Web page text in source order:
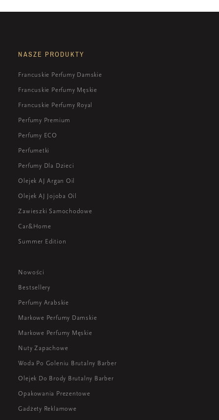
NASZE PRODUKTY
Francuskie Perfumy Damskie
Francuskie Perfumy Męskie
Francuskie Perfumy Royal
Perfumy Premium
Perfumy ECO
Perfumetki
Perfumy Dla Dzieci
Olejek AJ Argan Oil
Olejek AJ Jojoba Oil
Zawieszki Samochodowe
Car&Home
Summer Edition
Nowości
Bestsellery
Perfumy Arabskie
Markowe Perfumy Damskie
Markowe Perfumy Męskie
Nuty Zapachowe
Woda Po Goleniu Brutalny Barber
Olejek Do Brody Brutalny Barber
Opakowania Prezentowe
Gadżety Reklamowe